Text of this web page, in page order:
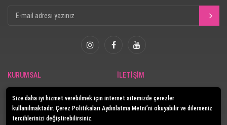
KURUMSAL
Güvenlik
E-Katalog
İLETİŞİM
Size daha iyi hizmet verebilmek için internet sitemizde çerezler
kullanılmaktadır. Çerez Politikaları Aydınlatma Metni’ni okuyabilir ve dilerseniz
tercihlerinizi değiştirebilirsiniz.